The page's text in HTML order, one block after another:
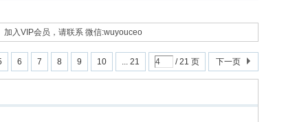
加入VIP会员，请联系 微信:wuyouceo
6 7 8 9 10 ... 21 / 21 页 下一页